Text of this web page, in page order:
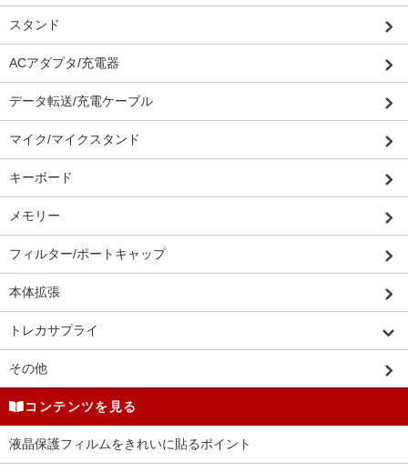
スタンド
ACアダプタ/充電器
データ転送/充電ケーブル
マイク/マイクスタンド
キーボード
メモリー
フィルター/ポートキャップ
本体拡張
トレカサプライ
その他
コンテンツを見る
液晶保護フィルムをきれいに貼るポイント